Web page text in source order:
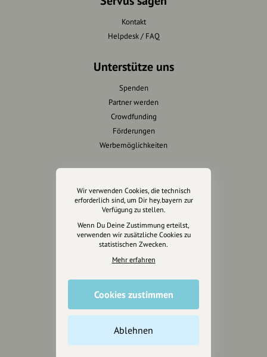
Kontakt
Helpdesk / FAQ
Unterstütze uns
Spenden
Partner werden
Crowdfunding
Förderungen
Werbemöglichkeiten
Impressum
Datenschutz
AGB
Cookies zurücksetzen
Mediakit
Wir verwenden Cookies, die technisch
erforderlich sind, um Dir hey.bayern zur
Verfügung zu stellen.
Wenn Du Deine Zustimmung erteilst,
verwenden wir zusätzliche Cookies zu
statistischen Zwecken.
Mehr erfahren
Cookies zustimmen
Ablehnen